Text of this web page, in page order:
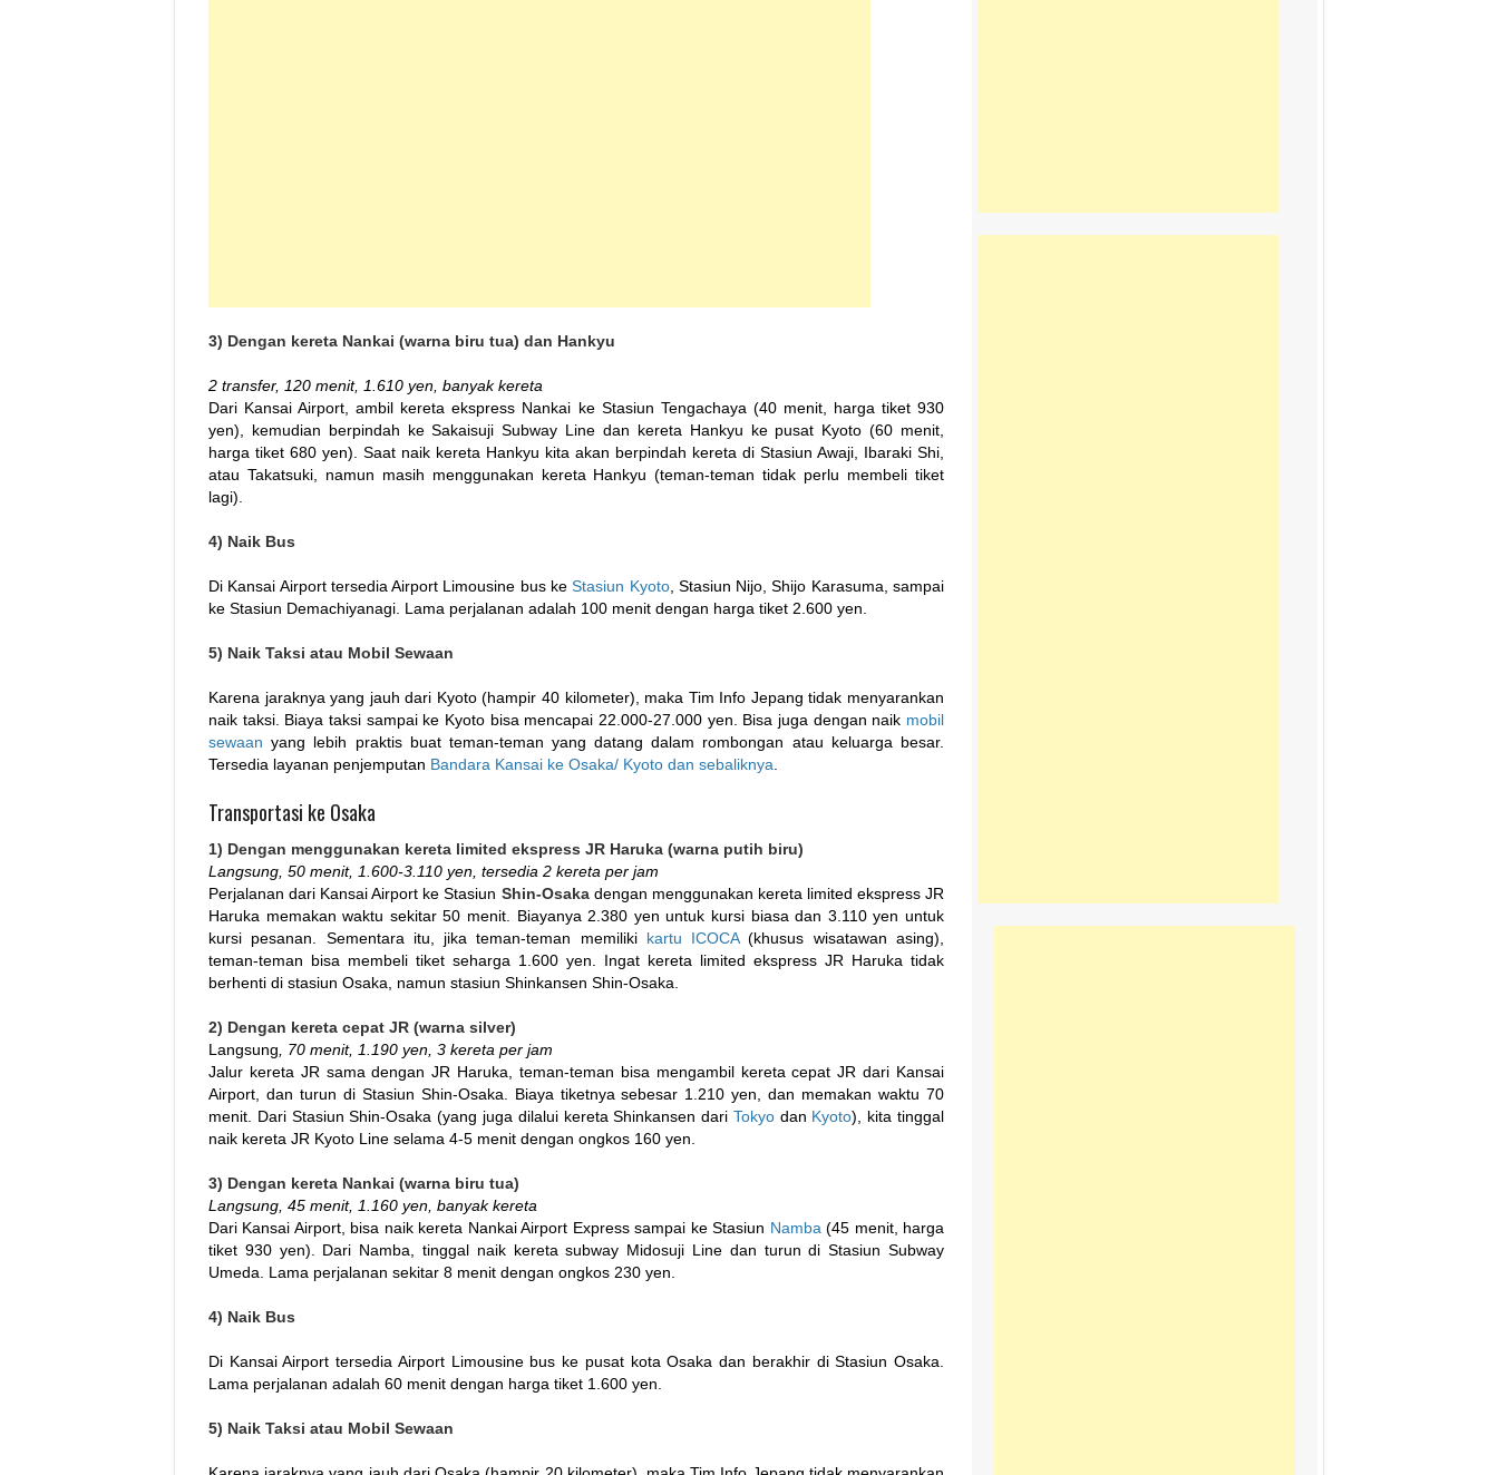
3) Dengan kereta Nankai (warna biru tua) dan Hankyu
2 transfer, 120 menit, 1.610 yen, banyak kereta
Dari Kansai Airport, ambil kereta ekspress Nankai ke Stasiun Tengachaya (40 menit, harga tiket 930
yen), kemudian berpindah ke Sakaisuji Subway Line dan kereta Hankyu ke pusat Kyoto (60 menit,
harga tiket 680 yen). Saat naik kereta Hankyu kita akan berpindah kereta di Stasiun Awaji, Ibaraki Shi,
atau Takatsuki, namun masih menggunakan kereta Hankyu (teman-teman tidak perlu membeli tiket
lagi).
4) Naik Bus
Di Kansai Airport tersedia Airport Limousine bus keStasiun Kyoto, Stasiun Nijo, Shijo Karasuma, sampai
ke Stasiun Demachiyanagi. Lama perjalanan adalah 100 menit dengan harga tiket 2.600 yen.
5) Naik Taksi atau Mobil Sewaan
Karena jaraknya yang jauh dari Kyoto (hampir 40 kilometer), maka Tim Info Jepang tidak menyarankan
naik taksi. Biaya taksi sampai ke Kyoto bisa mencapai 22.000-27.000 yen. Bisa juga dengan naik mobil
sewaan yang lebih praktis buat teman-teman yang datang dalam rombongan atau keluarga besar.
Tersedia layanan penjemputan Bandara Kansai ke Osaka/ Kyoto dan sebaliknya
Transportasi ke Osaka
1) Dengan menggunakan kereta limited ekspress JR Haruka (warna putih biru)
Langsung, 50 menit, 1.600-3.110 yen, tersedia 2 kereta per jam
Perjalanan dari Kansai Airport ke Stasiun Shin-Osakadengan menggunakan kereta limited ekspress JR
Haruka memakan waktu sekitar 50 menit. Biayanya 2.380 yen untuk kursi biasa dan 3.110 yen untuk
kursi pesanan. Sementara itu, jika teman-teman memiliki kartu ICOCA(khusus wisatawan asing),
teman-teman bisa membeli tiket seharga 1.600 yen. Ingat kereta limited ekspress JR Haruka tidak
berhenti di stasiun Osaka, namun stasiun Shinkansen Shin-Osaka.
2) Dengan kereta cepat JR (warna silver)
Langsung , 70 menit, 1.190 yen, 3 kereta per jam
Jalur kereta JR sama dengan JR Haruka, teman-teman bisa mengambil kereta cepat JR dari Kansai
Airport, dan turun di Stasiun Shin-Osaka. Biaya tiketnya sebesar 1.210 yen, dan memakan waktu 70
menit. Dari Stasiun Shin-Osaka (yang juga dilalui kereta Shinkansen dari Tokyodan Kyoto), kita tinggal
naik kereta JR Kyoto Line selama 4-5 menit dengan ongkos 160 yen.
3) Dengan kereta Nankai (warna biru tua)
Langsung, 45 menit, 1.160 yen, banyak kereta
Dari Kansai Airport, bisa naik kereta Nankai Airport Express sampai ke Stasiun Namba (45 menit, harga
tiket 930 yen). Dari Namba, tinggal naik kereta subway Midosuji Line dan turun di Stasiun Subway
Umeda. Lama perjalanan sekitar 8 menit dengan ongkos 230 yen.
4) Naik Bus
Di Kansai Airport tersedia Airport Limousine bus ke pusat kota Osaka dan berakhir di Stasiun Osaka.
Lama perjalanan adalah 60 menit dengan harga tiket 1.600 yen.
5) Naik Taksi atau Mobil Sewaan